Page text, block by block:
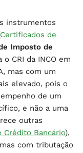
instrumentos
de
Imposto de
o CRI da INCO em
mas com um
elevado, pois o
de um
e não a uma
outras
Crédito Bancário),
com tributação